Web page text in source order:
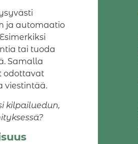
ja automaatio
tai tuoda
Samalla
odottavat
viestintää.
kilpailuedun,